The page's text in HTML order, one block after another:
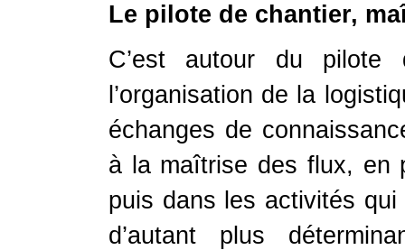
Le pilote de chantier,
C’est autour du pilote
l’organisation de la
échanges de
à la maîtrise des flux, en
puis dans les activités
d’autant plus